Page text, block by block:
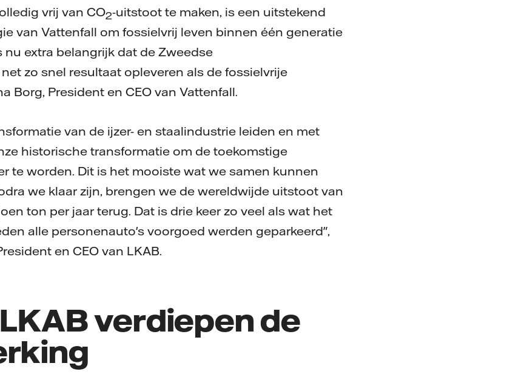
vrij van CO2-uitstoot te maken, is een uitstekend
van Vattenfall om fossielvrij leven binnen één generatie
nu extra belangrijk dat de Zweedse
zo snel resultaat opleveren als de fossielvrije
Borg, President en CEO van Vattenfall.
van de ijzer- en staalindustrie leiden en met
historische transformatie om de toekomstige
te worden. Dit is het mooiste wat we samen kunnen
we klaar zijn, brengen we de wereldwijde uitstoot van
ton per jaar terug. Dat is drie keer zo veel als wat het
alle personenauto's voorgoed werden geparkeerd",
en CEO van LKAB.
verdiepen de